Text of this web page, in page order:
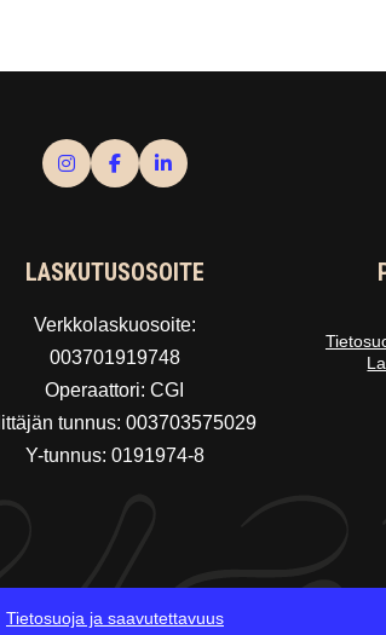
LASKUTUSOSOITE
Verkkolaskuosoite:
003701919748
Operaattori: CGI
tunnus: 003703575029
Y-tunnus: 0191974-8
Tietosuoja ja saavutettavuus